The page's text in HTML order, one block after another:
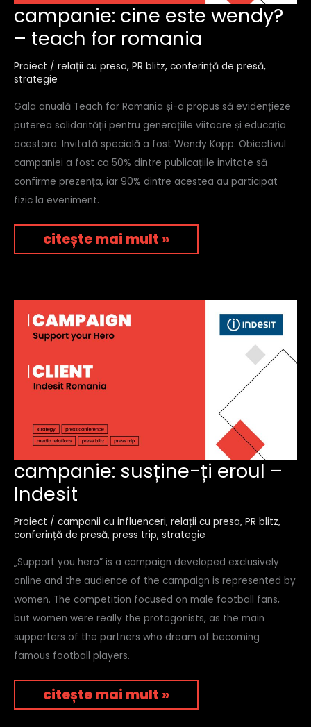
campanie: cine este wendy?
– teach for romania
Proiect / relații cu presa, PR blitz, conferință de presă,
strategie
Gala anuală Teach for Romania și-a propus să evidențieze
puterea solidarității pentru generațiile viitoare și educația
acestora. Invitată specială a fost Wendy Kopp. Obiectivul
campaniei a fost ca 50% dintre publicațiile invitate să
confirme prezența, iar 90% dintre acestea au participat
fizic la eveniment.
campanie:
cine
este
wendy?
–
teach
for
romania
citește mai mult »
campanie: susține-ți eroul –
Indesit
Proiect / campanii cu influenceri, relații cu presa, PR blitz,
conferință de presă, press trip, strategie
„Support you hero” is a campaign developed exclusively
online and the audience of the campaign is represented by
women. The competition focused on male football fans,
but women were really the protagonists, as the main
supporters of the partners who dream of becoming
famous football players.
campanie:
susține-
ți
eroul
–
indesit
citește mai mult »